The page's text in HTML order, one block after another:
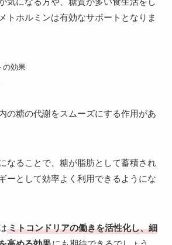
トホルミンは有効なサポートとなりま
の効果
の糖の代謝をスムーズにする作用があ
なることで、糖が脂肪として蓄積され
ーとして効率よく利用できるようにな
ミトコンドリアの働きを活性化し、細